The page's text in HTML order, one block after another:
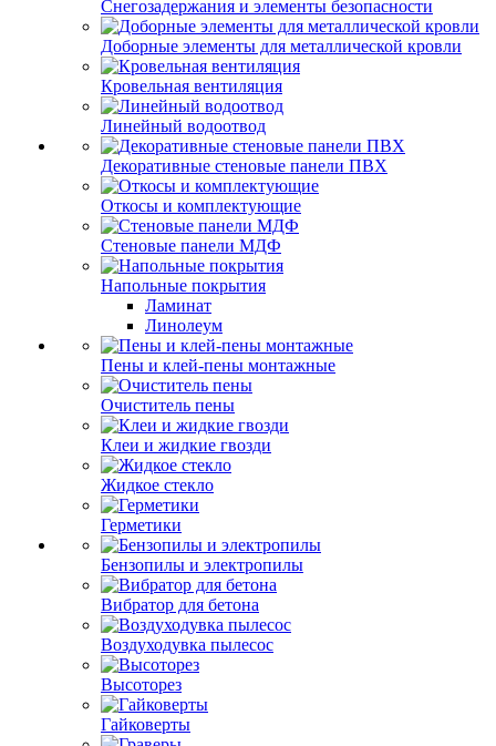
Снегозадержания и элементы безопасности
Доборные элементы для металлической кровли
Кровельная вентиляция
Линейный водоотвод
Декоративные стеновые панели ПВХ
Откосы и комплектующие
Стеновые панели МДФ
Напольные покрытия
Ламинат
Линолеум
Пены и клей-пены монтажные
Очиститель пены
Клеи и жидкие гвозди
Жидкое стекло
Герметики
Бензопилы и электропилы
Вибратор для бетона
Воздуходувка пылесос
Высоторез
Гайковерты